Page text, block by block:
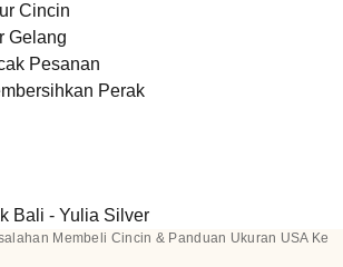
Cincin
Gelang
Pesanan
Perak
Bali - Yulia Silver
Membeli Cincin & Panduan Ukuran USA Ke